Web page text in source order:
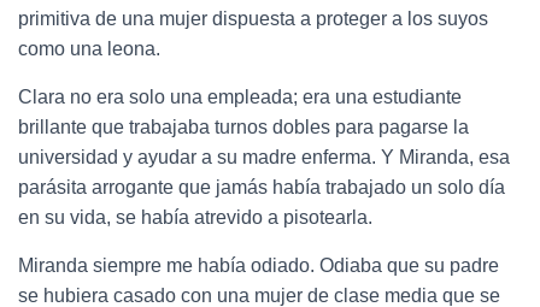
primitiva de una mujer dispuesta a proteger a los suyos
como una leona.
Clara no era solo una empleada; era una estudiante
brillante que trabajaba turnos dobles para pagarse la
universidad y ayudar a su madre enferma. Y Miranda, esa
parásita arrogante que jamás había trabajado un solo día
en su vida, se había atrevido a pisotearla.
Miranda siempre me había odiado. Odiaba que su padre
se hubiera casado con una mujer de clase media que se